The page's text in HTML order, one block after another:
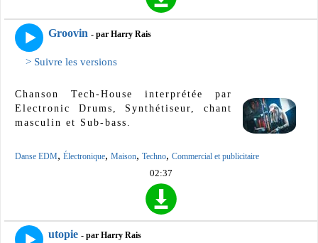
Groovin - par Harry Rais
> Suivre les versions
Chanson Tech-House interprétée par
Electronic Drums, Synthétiseur, chant
masculin et Sub-bass.
Danse EDM, Électronique, Maison, Techno, Commercial et publicitaire
02:37
utopie - par Harry Rais